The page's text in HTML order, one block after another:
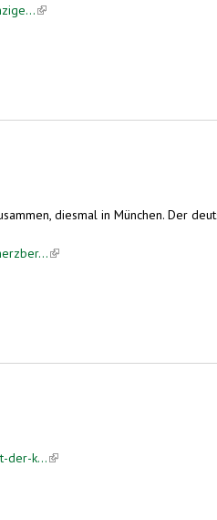
(link is external)
diesmal in München. Der
(link is external)
der-k...(link is external)